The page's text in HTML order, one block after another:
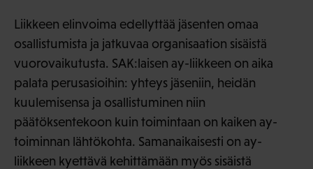
Liikkeen elinvoima edellyttää jäsenten omaa
osallistumista ja jatkuvaa organisaation sisäistä
vuorovaikutusta. SAK:laisen ay-liikkeen on aika
palata perusasioihin: yhteys jäseniin, heidän
kuulemisensa ja osallistuminen niin
päätöksentekoon kuin toimintaan on kaiken ay-
toiminnan lähtökohta. Samanaikaisesti on ay-
liikkeen kyettävä kehittämään myös sisäistä